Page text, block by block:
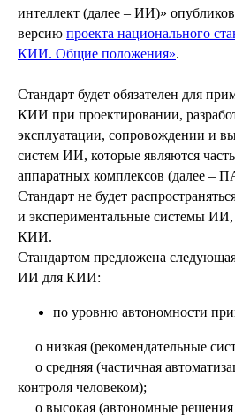
интеллект (далее – ИИ)»
версию проекта национального
КИИ. Общие положения».
Стандарт будет обязателен для
КИИ при проектировании,
эксплуатации, сопровождении и
систем ИИ, которые являются
аппаратных комплексов (далее –
Стандарт не будет
и экспериментальные системы ИИ,
КИИ.
Стандартом предложена
ИИ для КИИ:
по уровню автономности
o низкая (рекомендательные
o средняя (частичная
контроля человеком);
o высокая (автономные